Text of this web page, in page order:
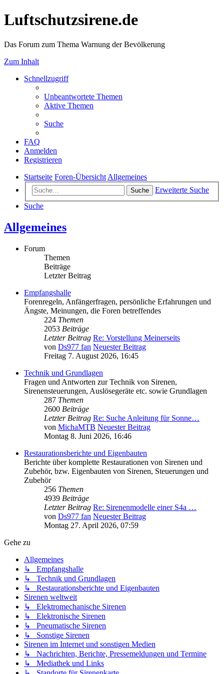
Luftschutzsirene.de
Das Forum zum Thema Warnung der Bevölkerung
Zum Inhalt
Schnellzugriff
Unbeantwortete Themen
Aktive Themen
Suche
FAQ
Anmelden
Registrieren
Startseite Foren-Übersicht Allgemeines
Suche
Erweiterte Suche
Suche
Allgemeines
Forum
Themen
Beiträge
Letzter Beitrag
Empfangshalle
Forenregeln, Anfängerfragen, persönliche Erfahrungen und
Ängste, Meinungen, die Foren betreffendes
224 Themen
2053 Beiträge
Letzter Beitrag Re: Vorstellung Meinerseits
von Ds977 fan Neuester Beitrag
Freitag 7. August 2026, 16:45
Technik und Grundlagen
Fragen und Antworten zur Technik von Sirenen,
Sirenensteuerungen, Auslösegeräte etc. sowie Grundlagen
287 Themen
2600 Beiträge
Letzter Beitrag Re: Suche Anleitung für Sonne…
von MichaMTB Neuester Beitrag
Montag 8. Juni 2026, 16:46
Restaurationsberichte und Eigenbauten
Berichte über komplette Restaurationen von Sirenen und
Zubehör, bzw. Eigenbauten von Sirenen, Steuerungen und
Zubehör
256 Themen
4939 Beiträge
Letzter Beitrag Re: Sirenenmodelle einer S4a …
von Ds977 fan Neuester Beitrag
Montag 27. April 2026, 07:59
Gehe zu
Allgemeines
↳ Empfangshalle
↳ Technik und Grundlagen
↳ Restaurationsberichte und Eigenbauten
Sirenen weltweit
↳ Elektromechanische Sirenen
↳ Elektronische Sirenen
↳ Pneumatische Sirenen
↳ Sonstige Sirenen
Sirenen im Internet und sonstigen Medien
↳ Nachrichten, Berichte, Pressemeldungen und Termine
↳ Mediathek und Links